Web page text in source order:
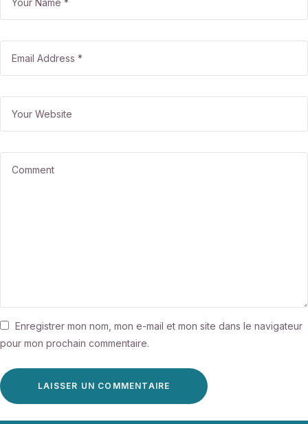
Enregistrer mon nom, mon e-mail et mon site dans le navigateur
pour mon prochain commentaire.